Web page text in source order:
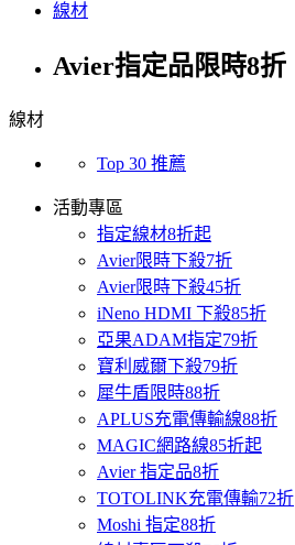
線材
Avier指定品限時8折
線材
Top 30 推薦
活動專區
指定線材8折起
Avier限時下殺7折
Avier限時下殺45折
iNeno HDMI 下殺85折
亞果ADAM指定79折
寶利威爾下殺79折
犀牛盾限時88折
APLUS充電傳輸線88折
MAGIC網路線85折起
Avier 指定品8折
TOTOLINK充電傳輸72折
Moshi 指定88折